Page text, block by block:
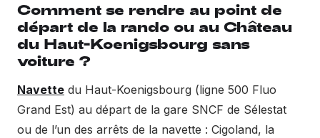
Comment se rendre au point de
départ de la rando ou au Château
du Haut-Koenigsbourg sans
voiture ?
Navette du Haut-Koenigsbourg (ligne 500 Fluo
Grand Est) au départ de la gare SNCF de Sélestat
ou de l’un des arrêts de la navette : Cigoland, la